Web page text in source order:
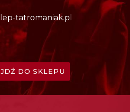
tatromaniak.pl
DO SKLEPU